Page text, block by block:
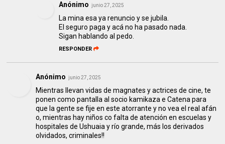
Anónimo junio 27, 2025
La mina esa ya renuncio y se jubila.
El seguro paga y acá no ha pasado nada.
Sigan hablando al pedo.
RESPONDER
Anónimo junio 27, 2025
Mientras llevan vidas de magnates y actrices de cine, te
ponen como pantalla al socio kamikaza e Catena para
que la gente se fije en este atorrante y no vea el real afán
o, mientras hay niños co falta de atención en escuelas y
hospitales de Ushuaia y río grande, más los derivados
olvidados, criminales!!